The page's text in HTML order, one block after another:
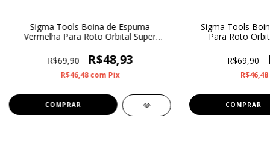
Sigma Tools Boina de Espuma
Vermelha Para Roto Orbital Super
R$69,90
R$48,93
R$46,48com Pix
Sigma Tools
Para Roto
R$69,90
R$46,48